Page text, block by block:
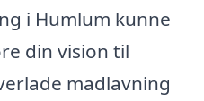
i Humlum kunne
din vision til
madlavning